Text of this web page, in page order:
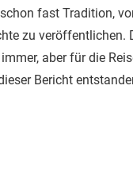
fast Tradition,
zu veröffentlichen.
aber für die
Bericht